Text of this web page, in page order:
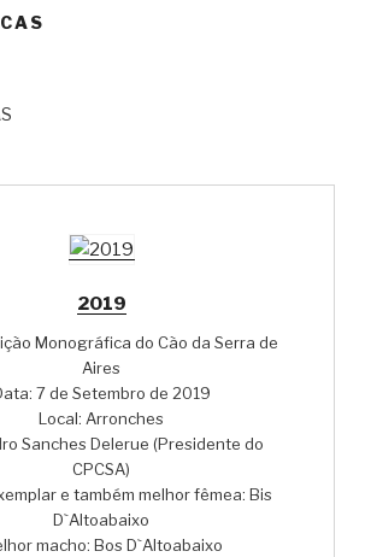
2019
Monográfica do Cão da Serra de
Aires
7 de Setembro de 2019
Local: Arronches
Sanches Delerue (Presidente do
CPCSA)
e também melhor fêmea: Bis
D`Altoabaixo
macho: Bos D`Altoabaixo